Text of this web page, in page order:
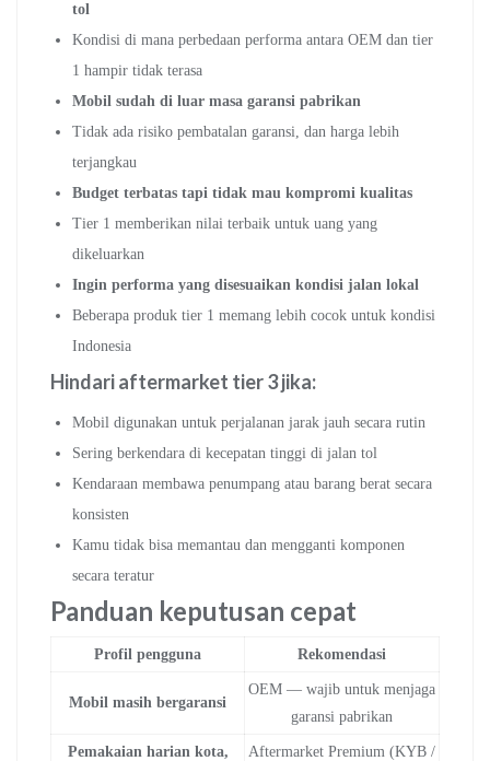
tol
Kondisi di mana perbedaan performa antara OEM dan tier
1 hampir tidak terasa
Mobil sudah di luar masa garansi pabrikan
Tidak ada risiko pembatalan garansi, dan harga lebih
terjangkau
Budget terbatas tapi tidak mau kompromi kualitas
Tier 1 memberikan nilai terbaik untuk uang yang
dikeluarkan
Ingin performa yang disesuaikan kondisi jalan lokal
Beberapa produk tier 1 memang lebih cocok untuk kondisi
Indonesia
Hindari aftermarket tier 3 jika:
Mobil digunakan untuk perjalanan jarak jauh secara rutin
Sering berkendara di kecepatan tinggi di jalan tol
Kendaraan membawa penumpang atau barang berat secara
konsisten
Kamu tidak bisa memantau dan mengganti komponen
secara teratur
Panduan keputusan cepat
Profil pengguna Rekomendasi
Mobil masih bergaransi
OEM — wajib untuk menjaga
garansi pabrikan
Pemakaian harian kota,
Aftermarket Premium (KYB /